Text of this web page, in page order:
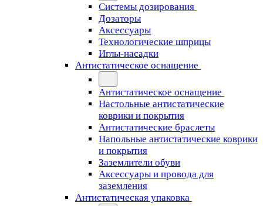
Системы дозирования
Дозаторы
Аксессуары
Технологические шприцы
Иглы-насадки
Антистатическое оснащение
Антистатическое оснащение
Настольные антистатические
коврики и покрытия
Антистатические браслеты
Напольные антистатические коврики
и покрытия
Заземлители обуви
Аксессуары и провода для
заземления
Антистатическая упаковка